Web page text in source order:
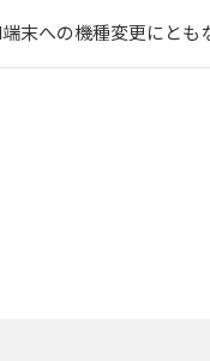
への機種変更にとも